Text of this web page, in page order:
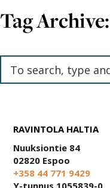
Tag
RAVINTOLA HALTIA
Nuuksiontie 84
02820 Espoo
+358 44 771 9429
Y-tunnus 1055839-0